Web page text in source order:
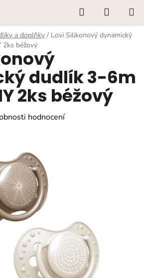
Hledat
KOŠÍK
a doplňky / Lovi Silikonový dynamický
béžový
dudlík 3-6m
2ks béžový
hodnocení